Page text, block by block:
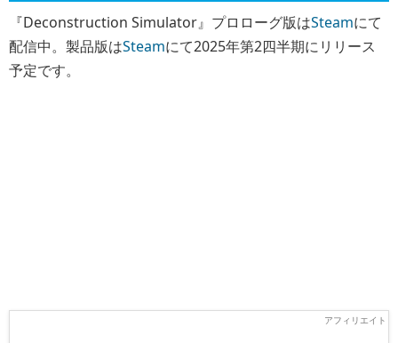
『Deconstruction Simulator』プロローグ版はSteamにて
配信中。製品版はSteamにて2025年第2四半期にリリース
予定です。